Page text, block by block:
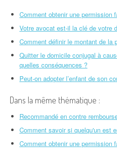
Comment obtenir une permission
Votre avocat est-il la clé de votre
Comment définir le montant de la
Quitter le domicile conjugal à
quelles conséquences ?
Peut-on adopter l’enfant de son
Dans la même thématique :
Recommandé en contre
Comment savoir si quelqu'un est
Comment obtenir une permission